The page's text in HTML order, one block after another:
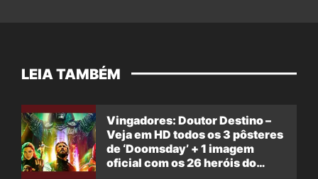
LEIA TAMBÉM
Vingadores: Doutor Destino –
Veja em HD todos os 3 pôsteres
de ‘Doomsday’ + 1 imagem
oficial com os 26 heróis do